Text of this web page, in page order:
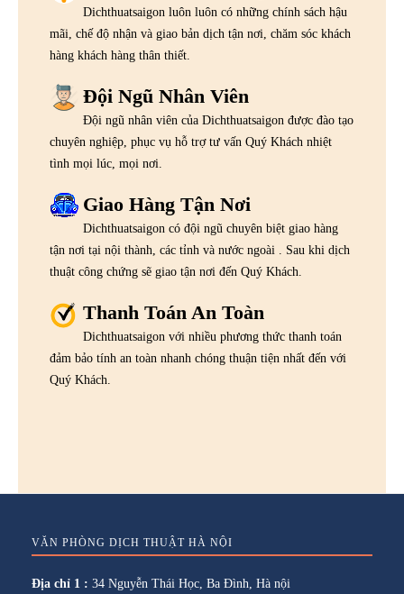
Dichthuatsaigon luôn luôn có những chính sách hậu
mãi, chế độ nhận và giao bản dịch tận nơi, chăm sóc khách
hàng khách hàng thân thiết.
Đội Ngũ Nhân Viên
Đội ngũ nhân viên của Dichthuatsaigon được đào tạo
chuyên nghiệp, phục vụ hỗ trợ tư vấn Quý Khách nhiệt
tình mọi lúc, mọi nơi.
Giao Hàng Tận Nơi
Dichthuatsaigon có đội ngũ chuyên biệt giao hàng
tận nơi tại nội thành, các tỉnh và nước ngoài . Sau khi dịch
thuật công chứng sẽ giao tận nơi đến Quý Khách.
Thanh Toán An Toàn
Dichthuatsaigon với nhiều phương thức thanh toán
đảm bảo tính an toàn nhanh chóng thuận tiện nhất đến với
Quý Khách.
VĂN PHÒNG DỊCH THUẬT HÀ NỘI
Địa chỉ 1 : 34 Nguyễn Thái Học, Ba Đình, Hà nội